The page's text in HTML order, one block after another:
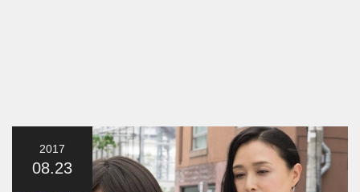
2017
08.23